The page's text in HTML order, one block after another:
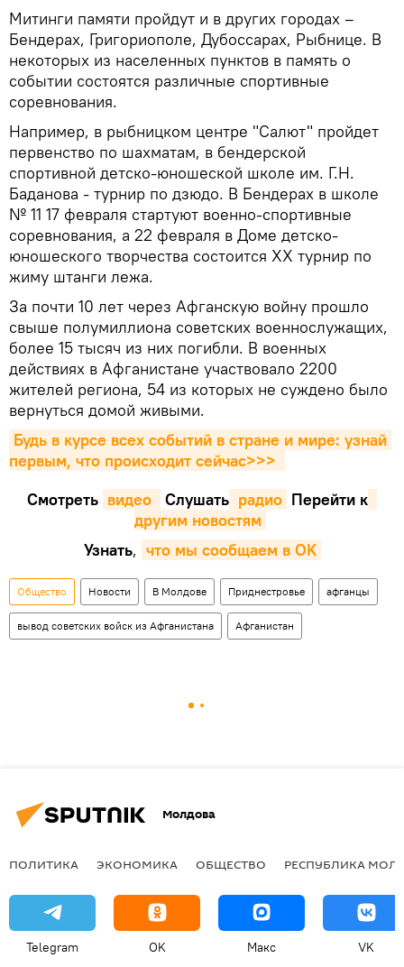
Митинги памяти пройдут и в других городах –
Бендерах, Григориополе, Дубоссарах, Рыбнице. В
некоторых из населенных пунктов в память о
событии состоятся различные спортивные
соревнования.
Например, в рыбницком центре "Салют" пройдет
первенство по шахматам, в бендерской
спортивной детско-юношеской школе им. Г.Н.
Баданова - турнир по дзюдо. В Бендерах в школе
№ 11 17 февраля стартуют военно-спортивные
соревнования, а 22 февраля в Доме детско-
юношеского творчества состоится XX турнир по
жиму штанги лежа.
За почти 10 лет через Афганскую войну прошло
свыше полумиллиона советских военнослужащих,
более 15 тысяч из них погибли. В военных
действиях в Афганистане участвовало 2200
жителей региона, 54 из которых не суждено было
вернуться домой живыми.
Будь в курсе всех событий в стране и мире: узнай
первым, что происходит сейчаc>>>
Смотреть видео Cлушать радио Перейти к
другим новостям
Узнать, что мы сообщаем в OK
Общество Новости В Молдове Приднестровье афганцы
вывод советских войск из Афганистана Афганистан
Молдова
ПОЛИТИКА ЭКОНОМИКА ОБЩЕСТВО РЕСПУБЛИКА
Telegram OK Макс VK